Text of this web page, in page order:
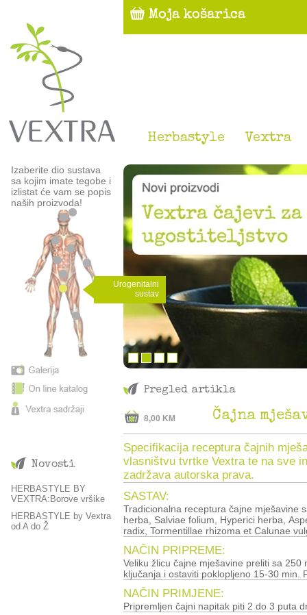
Herbastyle Vextra
Izaberite dio sustava
sa kojim imate tegobe i
izlistat će vam se popis
naših proizvoda!
Urogenitalni
sustav
Novosti
HERBASTYLE BY
VEXTRA:Borove vršike
HERBASTYLE by Vextra
od A do Ž
Pregled artikla
8,00 KM Čajna
Specifikacija receptura čajnih
vlasništvu tvrtke Vextra te na sve
zadržava autorska prava.
SASTAV:
Tradicionalna receptura čajne mješavine
herba, Salviae folium, Hyperici herba,
radix, Tormentillae rhizoma et Calunae
NAČIN PRIPREME:
Veliku žlicu čajne mješavine preliti sa 250 ml ključale vode, zagrijati do
ključanja i ostaviti poklopljeno 15-30 min.
NAČIN PRIMJENE: